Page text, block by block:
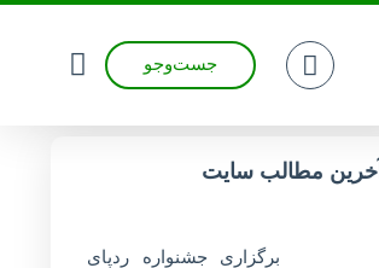
جست‌وجو
آخرین مطالب سایت
برگزاری جشنواره ردپای